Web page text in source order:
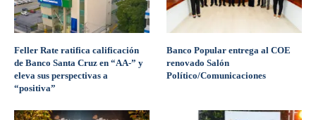
Feller Rate ratifica calificación
de Banco Santa Cruz en “AA-” y
eleva sus perspectivas a
“positiva”
Banco Popular entrega al COE
renovado Salón
Político/Comunicaciones